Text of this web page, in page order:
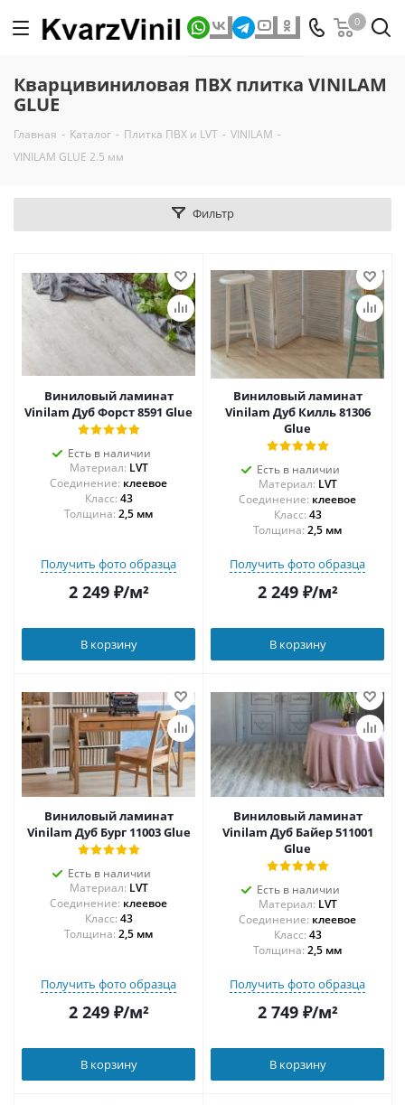
0
Кварцивиниловая ПВХ плитка VINILAM
GLUE
Главная - Каталог - Плитка ПВХ и LVT - VINILAM -
VINILAM GLUE 2.5 мм
Фильтр
Виниловый ламинат
Vinilam Дуб Форст 8591 Glue
Есть в наличии
Материал: LVT
Соединение: клеевое
43
Толщина: 2,5 мм
Получить фото образца
2 249₽/м²
В корзину
Виниловый ламинат
Vinilam Дуб Килль 81306
Glue
Есть в наличии
Материал: LVT
Соединение: клеевое
43
Толщина: 2,5 мм
Получить фото образца
2 249₽/м²
В корзину
Виниловый ламинат
Vinilam Дуб Бург 11003 Glue
Есть в наличии
Материал: LVT
Соединение: клеевое
43
Толщина: 2,5 мм
Получить фото образца
2 249₽/м²
В корзину
Виниловый ламинат
Vinilam Дуб Байер 511001
Glue
Есть в наличии
Материал: LVT
Соединение: клеевое
43
Толщина: 2,5 мм
Получить фото образца
2 749₽/м²
В корзину